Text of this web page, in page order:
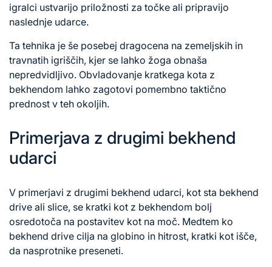
igralci ustvarijo priložnosti za točke ali pripravijo
naslednje udarce.
Ta tehnika je še posebej dragocena na zemeljskih in
travnatih igriščih, kjer se lahko žoga obnaša
nepredvidljivo. Obvladovanje kratkega kota z
bekhendom lahko zagotovi pomembno taktično
prednost v teh okoljih.
Primerjava z drugimi bekhend
udarci
V primerjavi z drugimi bekhend udarci, kot sta bekhend
drive ali slice, se kratki kot z bekhendom bolj
osredotoča na postavitev kot na moč. Medtem ko
bekhend drive cilja na globino in hitrost, kratki kot išče,
da nasprotnike preseneti.